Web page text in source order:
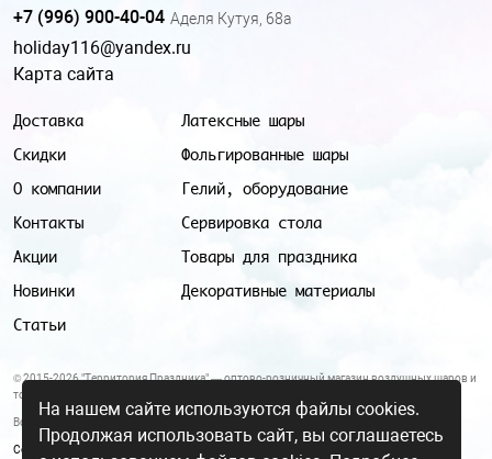
Доставка
Скидки
О компании
Контакты
Акции
Новинки
Статьи
Латексные шары
Фольгированные шары
Гелий, оборудование
Сервировка стола
Товары для праздника
Декоративные материалы
+7 (996) 900-40-04 Аделя Кутуя, 68а
holiday116@yandex.ru
Карта сайта
© 2015-2026 "Территория Праздника" — оптово-розничный магазин воздушных шаров и
товаров для праздника.
Все цены и условия, указанные на данном сайте, не являются публичной офертой.
Согласие на обработку персональных данных
На нашем сайте используются файлы cookies.
Продолжая использовать сайт, вы соглашаетесь